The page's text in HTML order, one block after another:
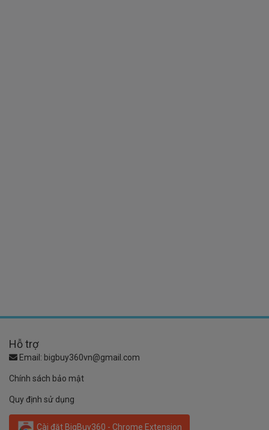
Hỗ trợ
Email: bigbuy360vn@gmail.com
Chính sách bảo mật
Quy định sử dụng
Cài đặt BigBuy360 - Chrome Extension